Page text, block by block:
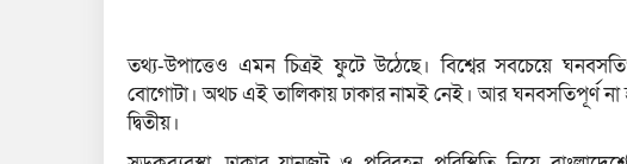
তথ্য-উপাত্তেও এমন চিত্রই ফুটে উঠেছে। বিশ্বের সবচেয়ে
বোগোটা। অথচ এই তালিকায় ঢাকার নামই নেই। আর ঘনবসতিপূর্ণ না
দ্বিতীয়।